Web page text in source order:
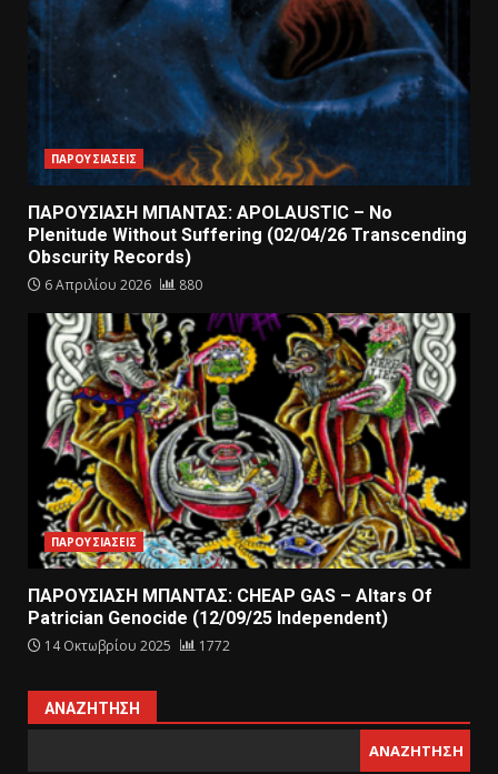
ΠΑΡΟΥΣΙΑΣΕΙΣ
ΠΑΡΟΥΣΙΑΣΗ ΜΠΑΝΤΑΣ: APOLAUSTIC – No
Plenitude Without Suffering (02/04/26 Transcending
Obscurity Records)
6 Απριλίου 2026 880
ΠΑΡΟΥΣΙΑΣΕΙΣ
ΠΑΡΟΥΣΙΑΣΗ ΜΠΑΝΤΑΣ: CHEAP GAS – Altars Of
Patrician Genocide (12/09/25 Independent)
14 Οκτωβρίου 2025 1772
ΑΝΑΖΉΤΗΣΗ
ΑΝΑΖΉΤΗΣΗ